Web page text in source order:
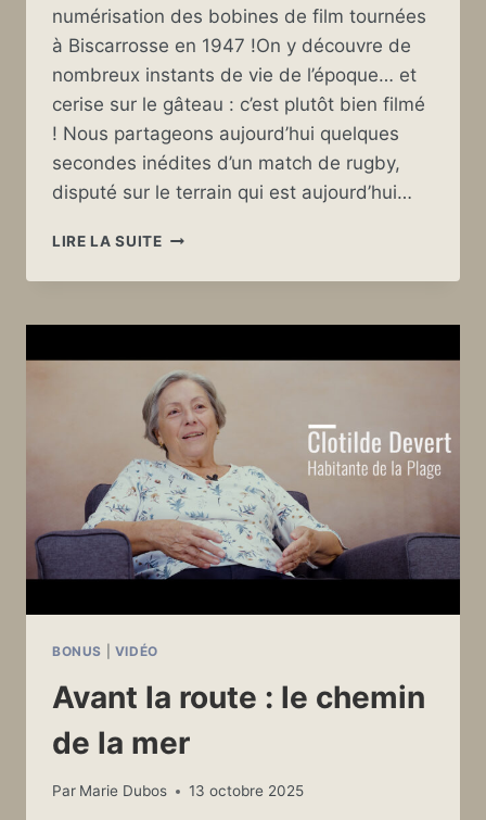
numérisation des bobines de film tournées
à Biscarrosse en 1947 !On y découvre de
nombreux instants de vie de l’époque… et
cerise sur le gâteau : c’est plutôt bien filmé
! Nous partageons aujourd’hui quelques
secondes inédites d’un match de rugby,
disputé sur le terrain qui est aujourd’hui…
LIRE LA SUITELES
DE
SONT
BONUS VIDÉO
Avant la route : le chemin
de la mer
Par Marie Dubos 13 octobre 2025